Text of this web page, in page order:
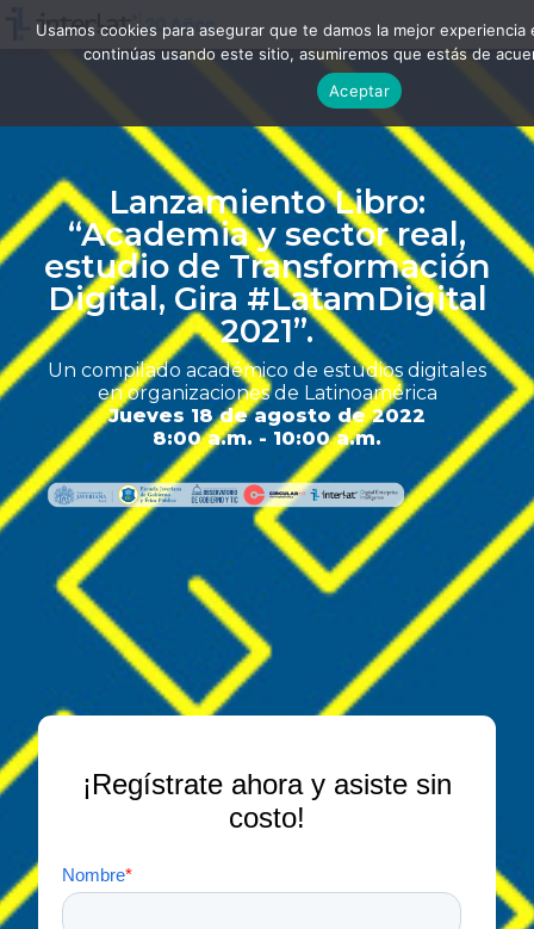
Lanzamiento Libro:
“Academia y sector real,
estudio de Transformación
Digital, Gira #LatamDigital
2021”.
Un compilado académico de estudios digitales
en organizaciones de Latinoamérica
Jueves 18 de agosto de 2022
8:00 a.m. - 10:00 a.m.
Usamos cookies para asegurar que te damos la mejor
continúas usando este sitio, asumiremos que estás de
Aceptar